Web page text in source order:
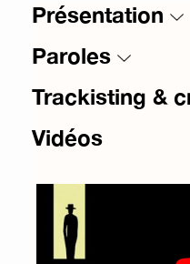
Présentation
Paroles
Trackisting &
Vidéos